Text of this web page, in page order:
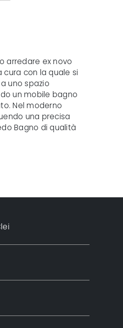
arredare ex novo
con la quale si
uno spazio
un mobile bagno
Nel moderno
una precisa
Bagno di qualità